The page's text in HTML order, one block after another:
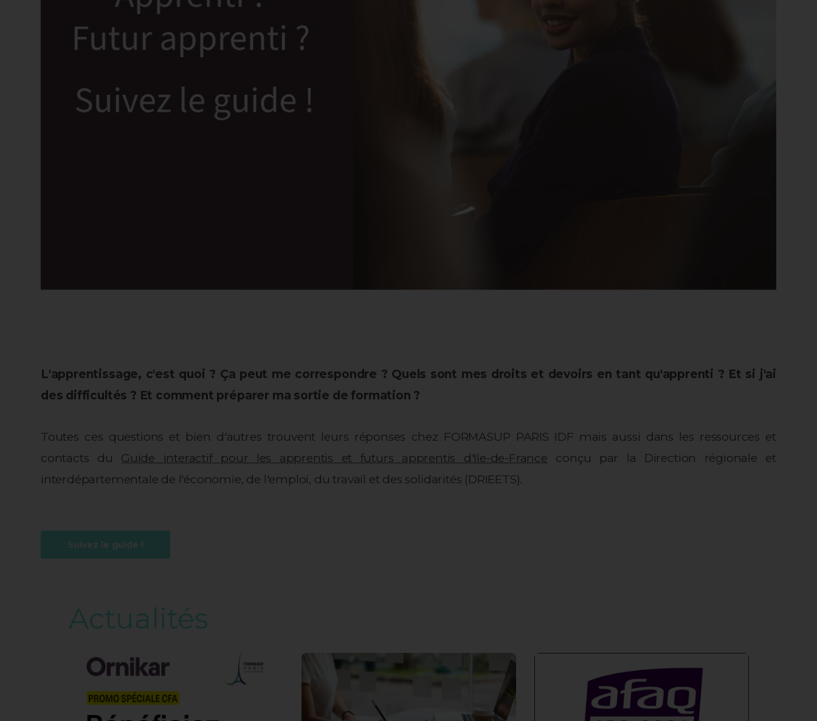
L'apprentissage, c'est quoi ? Ça peut me correspondre ? Quels sont mes droits et devoirs en tant qu'apprenti ? Et si j'ai
des difficultés ? Et comment préparer ma sortie de formation ?
Toutes ces questions et bien d'autres trouvent leurs réponses chez FORMASUP PARIS IDF mais aussi dans les ressources et
contacts du Guide interactif pour les apprentis et futurs apprentis d'Ile-de-France conçu par la Direction régionale et
interdépartementale de l'économie, de l'emploi, du travail et des solidarités (DRIEETS).
Suivez le guide !
Actualités